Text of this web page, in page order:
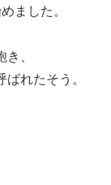
ました。
、
ばれたそう。